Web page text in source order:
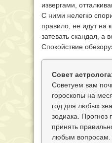
извергами,
С ними нелегко
правило, не идут на
затевать скандал, а
Спокойствие
Совет
Советуем вам
гороскопы на
год для любых
зодиака. Прогноз
принять
любым